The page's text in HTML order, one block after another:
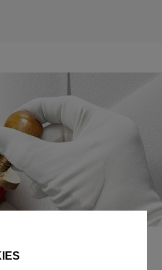
e-Boutique Cartier são